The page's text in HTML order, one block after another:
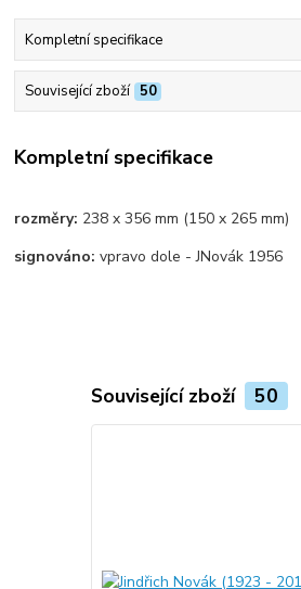
Kompletní specifikace
Související zboží 50
Kompletní specifikace
rozměry: 238 x 356 mm (150 x 265 mm)
signováno: vpravo dole - JNovák 1956
Související zboží 50